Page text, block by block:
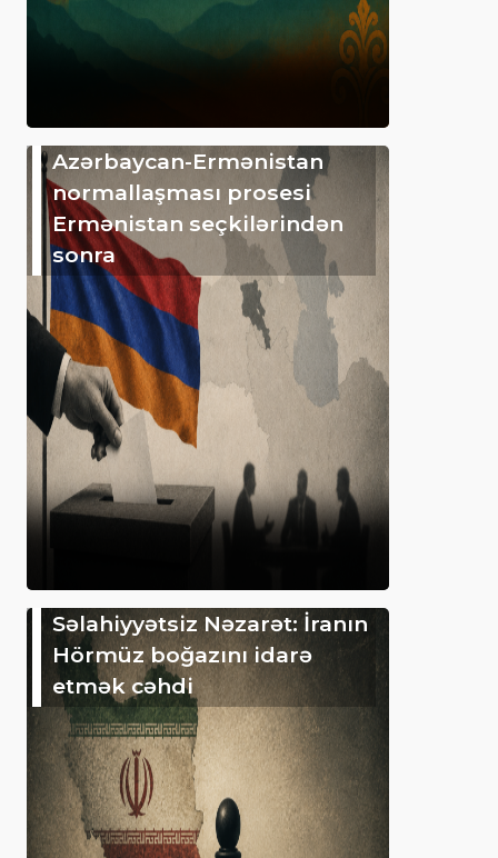
Azərbaycan-Ermənistan
normallaşması prosesi
Ermənistan seçkilərindən
sonra
Səlahiyyətsiz Nəzarət: İranın
Hörmüz boğazını idarə
etmək cəhdi